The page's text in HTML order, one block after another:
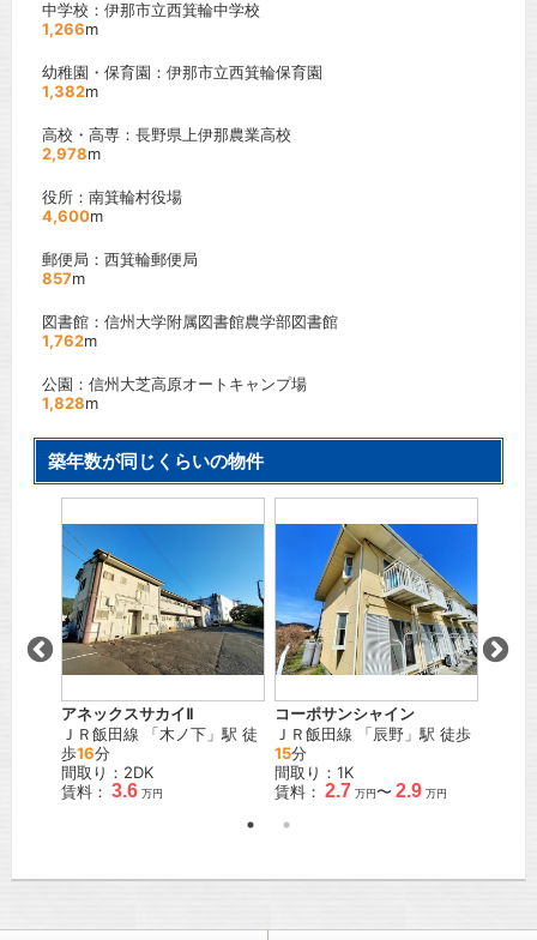
中学校：伊那市立西箕輪中学校
1,266m
幼稚園・保育園：伊那市立西箕輪保育園
1,382m
高校・高専：長野県上伊那農業高校
2,978m
役所：南箕輪村役場
4,600m
郵便局：西箕輪郵便局
857m
図書館：信州大学附属図書館農学部図書館
1,762m
公園：信州大芝高原オートキャンプ場
1,828m
築年数が同じくらいの物件
アネックスサカイⅡ
ＪＲ飯田線 「木ノ下 」駅 徒
歩16分
間取り：2DK
賃料： 3.6 万円
コーポサンシャイン
ＪＲ飯田線 「辰野 」駅 徒歩
15分
間取り：1K
賃料： 2.7 万円〜 2.9 万円